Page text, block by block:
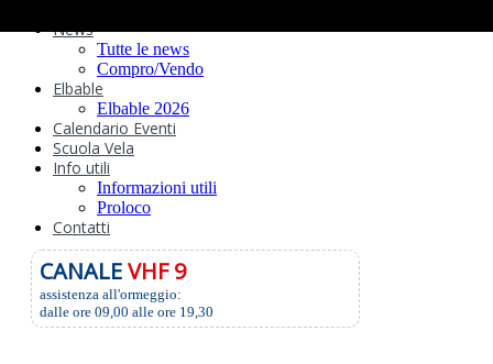
News
Tutte le news
Compro/Vendo
Elbable
Elbable 2026
Calendario Eventi
Scuola Vela
Info utili
Informazioni utili
Proloco
Contatti
CANALEVHF 9
assistenza all'ormeggio:
dalle ore 09,00 alle ore 19,30